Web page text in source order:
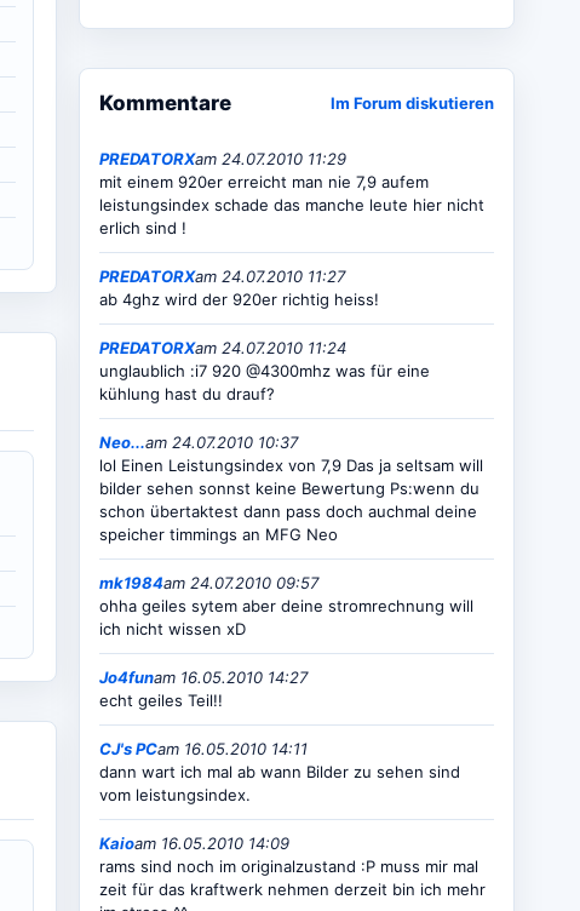
Kommentare Im Forum diskutieren
PREDATORXam 24.07.2010 11:29
mit einem 920er erreicht man nie 7,9 aufem
leistungsindex schade das manche leute hier nicht
erlich sind !
PREDATORXam 24.07.2010 11:27
ab 4ghz wird der 920er richtig heiss!
PREDATORXam 24.07.2010 11:24
unglaublich :i7 920 @4300mhz was für eine
kühlung hast du drauf?
Neo...am 24.07.2010 10:37
lol Einen Leistungsindex von 7,9 Das ja seltsam will
bilder sehen sonnst keine Bewertung Ps:wenn du
schon übertaktest dann pass doch auchmal deine
speicher timmings an MFG Neo
mk1984am 24.07.2010 09:57
ohha geiles sytem aber deine stromrechnung will
ich nicht wissen xD
Jo4funam 16.05.2010 14:27
echt geiles Teil!!
CJ's PCam 16.05.2010 14:11
dann wart ich mal ab wann Bilder zu sehen sind
vom leistungsindex.
Kaioam 16.05.2010 14:09
rams sind noch im originalzustand :P muss mir mal
zeit für das kraftwerk nehmen derzeit bin ich mehr